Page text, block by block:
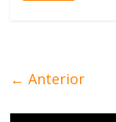
← Anterior